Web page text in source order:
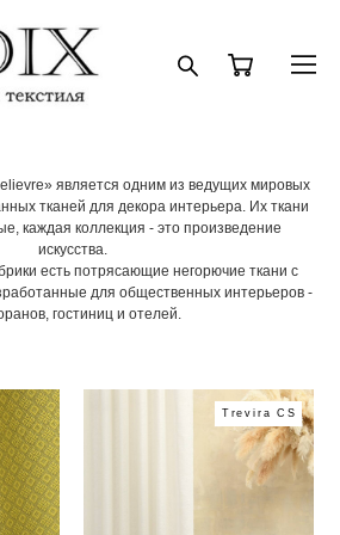
является одним из ведущих мировых
тканей для декора интерьера. Их ткани
каждая коллекция - это произведение
искусства.
есть потрясающие негорючие ткани с
для общественных интерьеров -
гостиниц и отелей.
Trevira CS